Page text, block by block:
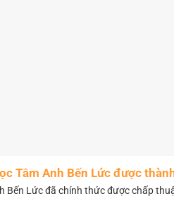
Tâm Anh Bến Lức được
Bến Lức đã chính thức được chấp